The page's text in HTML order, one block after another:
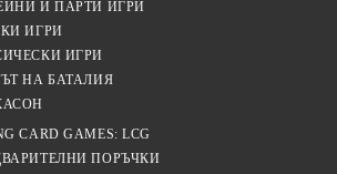
И ПАРТИ ИГРИ
ИГРИ
ИГРИ
НА БАТАЛИЯ
CARD GAMES: LCG
ПОРЪЧКИ